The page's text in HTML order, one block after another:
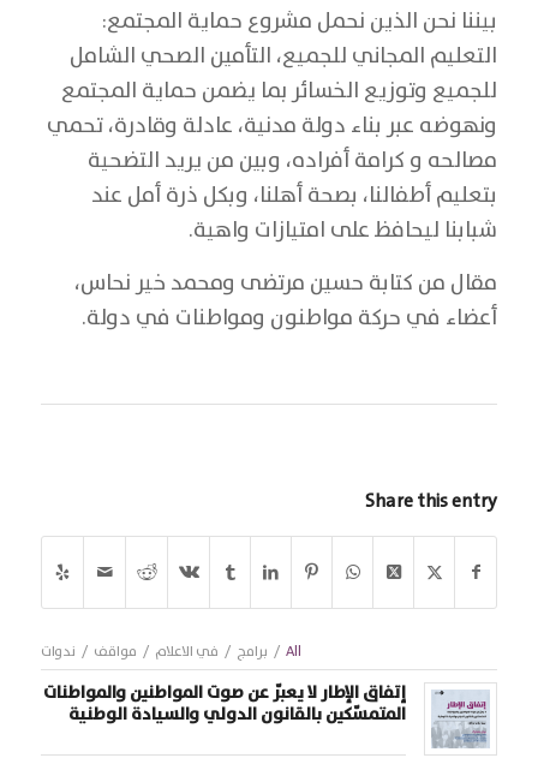
بيننا نحن الذين نحمل مشروع حماية المجتمع:
التعليم المجاني للجميع، التأمين الصحي الشامل
للجميع وتوزيع الخسائر بما يضمن حماية المجتمع
ونهوضه عبر بناء دولة مدنية، عادلة وقادرة، تحمي
مصالحه و كرامة أفراده، وبين من يريد التضحية
بتعليم أطفالنا، بصحة أهلنا، وبكل ذرة أمل عند
شبابنا ليحافظ على امتيازات واهية.
مقال من كتابة حسين مرتضى ومحمد خير نحاس،
أعضاء في حركة مواطنون ومواطنات في دولة.
Share this entry
All
/ برامج / في الاعلام / مواقف / ندوات
إتفاق الإطار لا يعبّر عن صوت المواطنين والمواطنات
المتمسّكين بالقانون الدولي والسيادة الوطنية